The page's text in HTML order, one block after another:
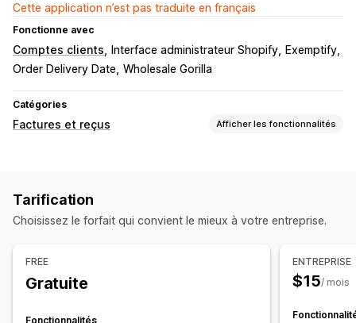
Cette application n’est pas traduite en français
Fonctionne avec
Comptes clients Interface administrateur Shopify
Exemptify
Order Delivery Date Wholesale Gorilla
Catégories
Factures et reçus Afficher les fonctionnalités
Confirmations de commandes
Bordereaux d’expédition Remboursements Retours
Calcul des taxes
Devises multiples
Tarification
Choisissez le forfait qui convient le mieux à votre entreprise.
FREE
Gratuite
Fonctionnalités
ENTREPRISE
$15/ mois